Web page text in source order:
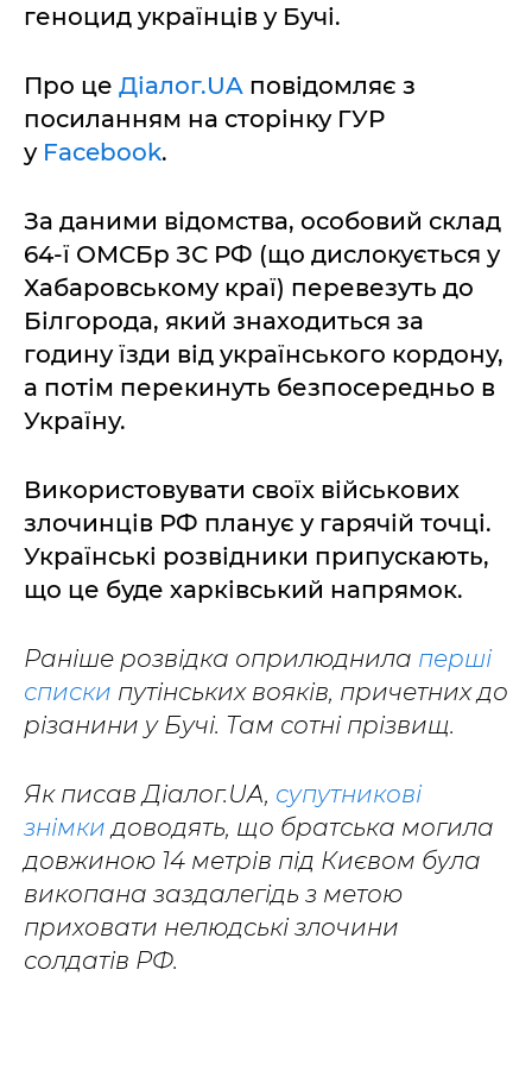
геноцид українців у Бучі.
Про це Діалог.UA повідомляє з
посиланням на сторінку ГУР
у Facebook.
За даними відомства, особовий склад
64-ї ОМСБр ЗС РФ (що дислокується у
Хабаровському краї) перевезуть до
Білгорода, який знаходиться за
годину їзди від українського кордону,
а потім перекинуть безпосередньо в
Україну.
Використовувати своїх військових
злочинців РФ планує у гарячій точці.
Українські розвідники припускають,
що це буде харківський напрямок.
Раніше розвідка оприлюднила перші
списки путінських вояків, причетних до
різанини у Бучі. Там сотні прізвищ.
Як писав Діалог.UA, супутникові
знімки доводять, що братська могила
довжиною 14 метрів під Києвом була
викопана заздалегідь з метою
приховати нелюдські злочини
солдатів РФ.